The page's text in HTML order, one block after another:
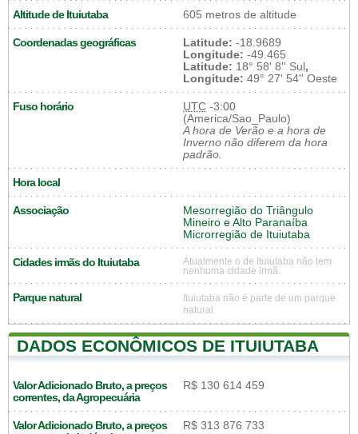
Altitude de Ituiutaba 605 metros de altitude
Coordenadas geográficas Latitude: -18.9689
Longitude: -49.465
Latitude: 18° 58' 8'' Sul,
Longitude: 49° 27' 54'' Oeste
Fuso horário UTC -3:00
(America/Sao_Paulo)
A hora de Verão e a hora de
Inverno não diferem da hora
padrão.
Hora local
Associação
Mesorregião do Triângulo
Mineiro e Alto Paranaíba
Microrregião de Ituiutaba
Cidades irmãs do Ituiutaba
Atualmente o de Ituiutaba não tem
nenhuma cidade irmã.
Parque natural
Ituiutaba não é parte de um parque
natural
DADOS ECONÔMICOS DE ITUIUTABA
Valor Adicionado Bruto, a preços
correntes, da Agropecuária
R$ 130 614 459
Valor Adicionado Bruto, a preços
R$ 313 876 733